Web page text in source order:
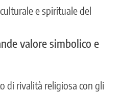
e spirituale del
valore simbolico e
di rivalità religiosa con gli